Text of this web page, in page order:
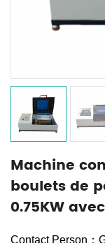
Machine
boulets de
0.75KW
Contact Person：